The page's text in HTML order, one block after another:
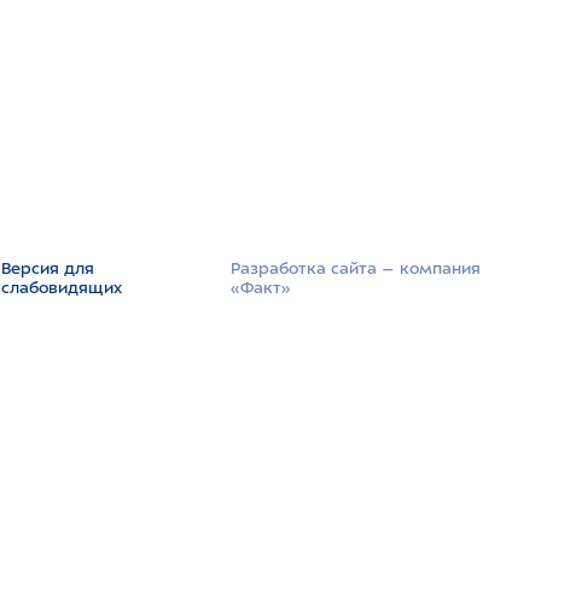
Версия для
слабовидящих
Разработка сайта –­ компания
«Факт»